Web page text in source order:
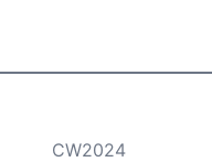
CW2024